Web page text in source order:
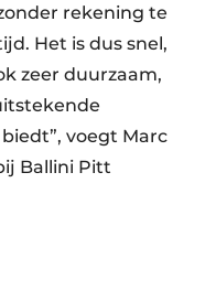
rekening te
Het is dus snel,
zeer duurzaam,
voegt Marc
Ballini Pitt